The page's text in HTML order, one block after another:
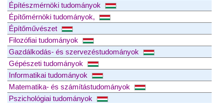
Építészmérnöki tudományok
Építőmérnöki tudományok,
Építőművészet
Filozófiai tudományok
Gazdálkodás- és szervezéstudományok
Gépészeti tudományok
Informatikai tudományok
Matematika- és számítástudományok
Pszichológiai tudományok